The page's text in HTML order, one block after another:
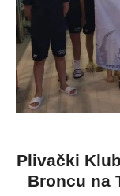
Plivački
Broncu na